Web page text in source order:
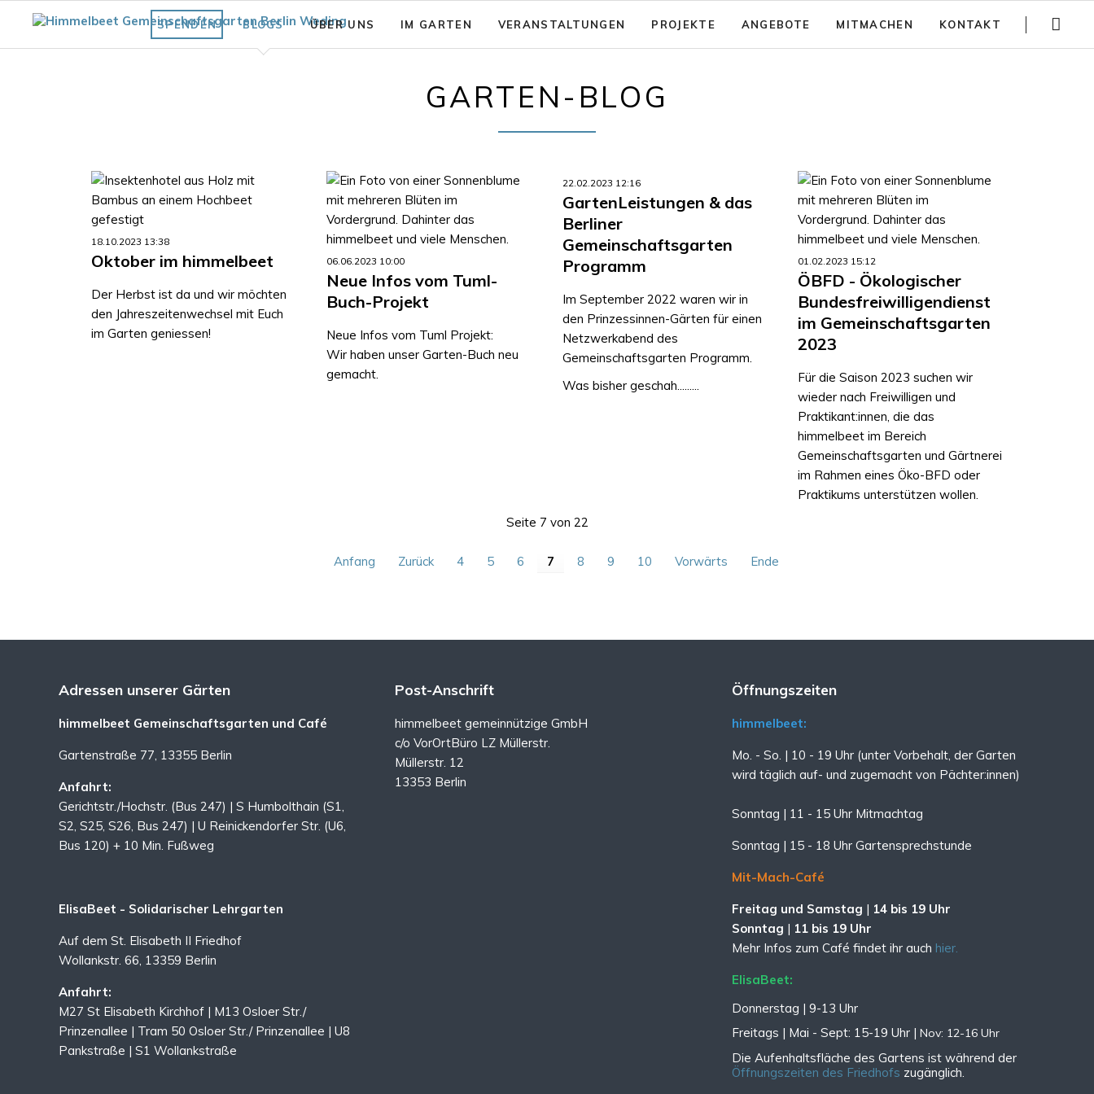
überspringen
SPENDEN BLOGS
Fair.Wurzelt Wissen
ÜBER UNS
Struktur & Aktionsfelder
IM GARTEN
Code of Conduct
VERANSTALTUNGEN PROJEKTE ANGEBOTE
Partizipativer Gartenbau und Beratung
MITMACHEN KONTAKT
GARTEN-BLOG
18.10.2023 13:38
Oktober im himmelbeet
Der Herbst ist da und wir möchten
den Jahreszeitenwechsel mit Euch
im Garten geniessen!
06.06.2023 10:00
Neue Infos vom Tuml-
Buch-Projekt
Neue Infos vom Tuml Projekt:
Wir haben unser Garten-Buch neu
gemacht.
22.02.2023 12:16
GartenLeistungen & das
Berliner
Gemeinschaftsgarten
Programm
Im September 2022 waren wir in
den Prinzessinnen-Gärten für einen
Netzwerkabend des
Gemeinschaftsgarten Programm.
Was bisher geschah.........
01.02.2023 15:12
ÖBFD - Ökologischer
Bundesfreiwilligendienst
im Gemeinschaftsgarten
2023
Für die Saison 2023 suchen wir
wieder nach Freiwilligen und
Praktikant:innen, die das
himmelbeet im Bereich
Gemeinschaftsgarten und Gärtnerei
im Rahmen eines Öko-BFD oder
Praktikums unterstützen wollen.
Seite 7 von 22
Anfang Zurück 4 5 6 7 8 9 10 Vorwärts Ende
Adressen unserer Gärten
himmelbeet Gemeinschaftsgarten und Café
Gartenstraße 77, 13355 Berlin
Anfahrt:
Gerichtstr./Hochstr. (Bus 247) | S Humbolthain (S1,
S2, S25, S26, Bus 247) | U Reinickendorfer Str. (U6,
Bus 120) + 10 Min. Fußweg
ElisaBeet - Solidarischer Lehrgarten
Auf dem St. Elisabeth II Friedhof
Wollankstr. 66, 13359 Berlin
Anfahrt:
M27 St Elisabeth Kirchhof | M13 Osloer Str./
Prinzenallee | Tram 50 Osloer Str./ Prinzenallee | U8
Pankstraße | S1 Wollankstraße
Post-Anschrift
himmelbeet gemeinnützige GmbH
c/o VorOrtBüro LZ Müllerstr.
Müllerstr. 12
13353 Berlin
Öffnungszeiten
himmelbeet:
Mo. - So. | 10 - 19 Uhr (unter Vorbehalt, der Garten
wird täglich auf- und zugemacht von Pächter:innen)
Sonntag | 11 - 15 Uhr Mitmachtag
Sonntag | 15 - 18 Uhr Gartensprechstunde
Mit-Mach-Café
Freitag und Samstag | 14 bis 19 Uhr
Sonntag | 11 bis 19 Uhr
Mehr Infos zum Café findet ihr auch hier.
ElisaBeet:
Donnerstag | 9-13 Uhr
Freitags | Mai - Sept: 15-19 Uhr | Nov: 12-16 Uhr
Die Aufenhaltsfläche des Gartens ist während der
Öffnungszeiten des Friedhofs zugänglich.